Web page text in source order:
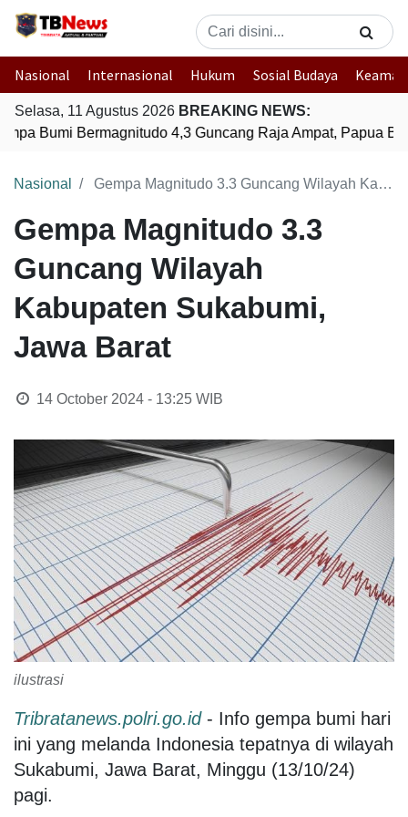
Nasional Internasional Hukum Sosial Budaya
Selasa, 11 Agustus 2026 BREAKING NEWS:
Bumi Bermagnitudo 4,3 Guncang Raja Ampat, Papua
Nasional Gempa Magnitudo 3.3 Guncang Wilayah Kabupaten Sukabumi, Jawa Barat
Gempa Magnitudo 3.3
Guncang Wilayah
Kabupaten Sukabumi,
Jawa Barat
14 October 2024 - 13:25WIB
ilustrasi
Tribratanews.polri.go.id- Info gempa bumi hari
ini yang melanda Indonesia tepatnya di wilayah
Sukabumi, Jawa Barat, Minggu (13/10/24)
pagi.